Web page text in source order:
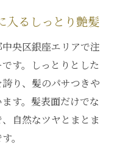
入るしっとり艶髪
央区銀座エリアで注
す。しっとりとした
り、髪のパサつきや
す。髪表面だけでな
自然なツヤとまとま
。